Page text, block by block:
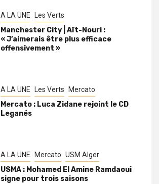
A LA UNE Les Verts
Manchester City | Aït-Nouri :
« J’aimerais être plus efficace
offensivement »
A LA UNE Les Verts Mercato
Mercato : Luca Zidane rejoint le CD
Leganés
A LA UNE Mercato USM Alger
USMA : Mohamed El Amine Ramdaoui
signe pour trois saisons